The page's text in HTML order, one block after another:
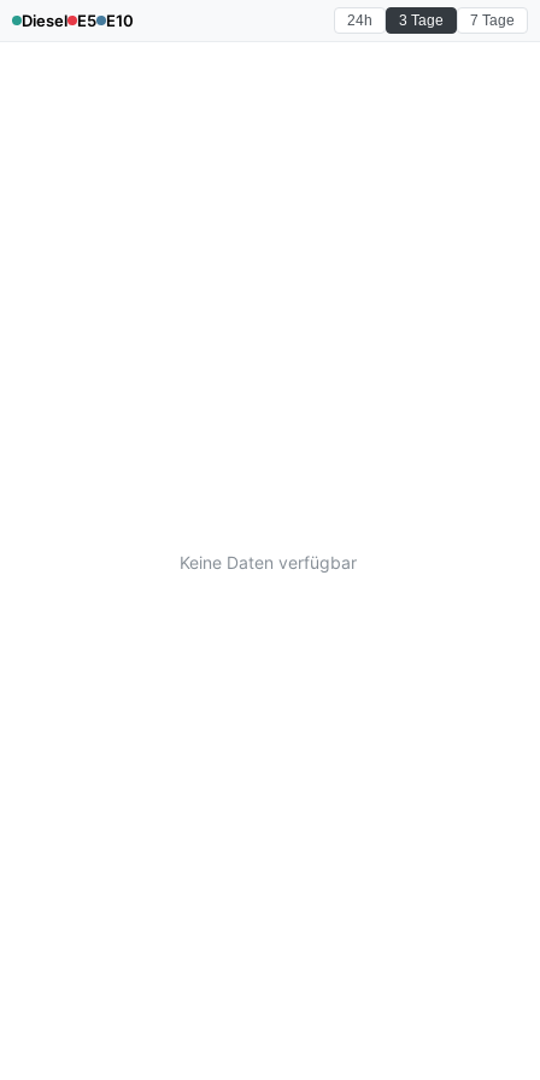
Diesel E5 E10 24h 3 Tage 7 Tage
Keine Daten verfügbar